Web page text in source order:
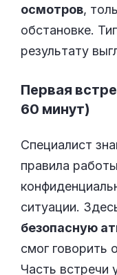
осмотров,
обстановке.
результату
Первая
60 минут)
Специалист
правила
ситуации.
безопасную
смог говорить
Часть встречи